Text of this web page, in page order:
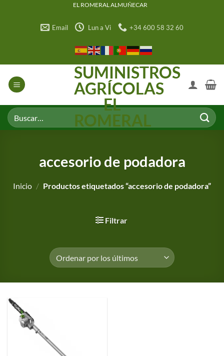
EL ROMERAL ALMUÑECAR
Email Lun a Vi +34 600 58 32 60
SUMINISTROS
AGRÍCOLAS
EL
ROMERAL
Buscar
por:
accesorio de podadora
Inicio / Productos etiquetados “accesorio de podadora”
Filtrar